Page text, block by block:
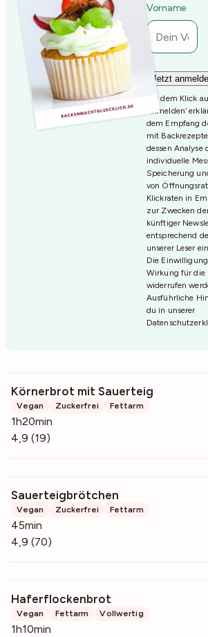
Vorname
Mit dem Klick
Anmelden‘
dem Empfang
mit
dessen Analyse
individuelle
Speicherung
von
Klickraten in
zur Zwecken
künftiger
entsprechend
unserer Leser
Die
Wirkung für die
widerrufen
Ausführliche
du in unserer
Körnerbrot mit Sauerteig
Vegan Zuckerfrei Fettarm
1h20min
4,9 (19)
Sauerteigbrötchen
Vegan Zuckerfrei Fettarm
45min
4,9 (70)
Haferflockenbrot
Vegan Fettarm Vollwertig
1h10min